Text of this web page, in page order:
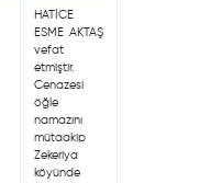
HATİCE
ESME AKTAŞ
vefat
etmiştir.
Cenazesi
öğle
namazını
mütaakip
Zekeriya
köyünde